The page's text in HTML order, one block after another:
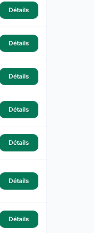
Détails
Détails
Détails
Détails
Détails
Détails
Détails